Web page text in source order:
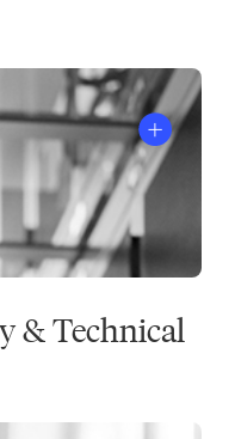
& Technical